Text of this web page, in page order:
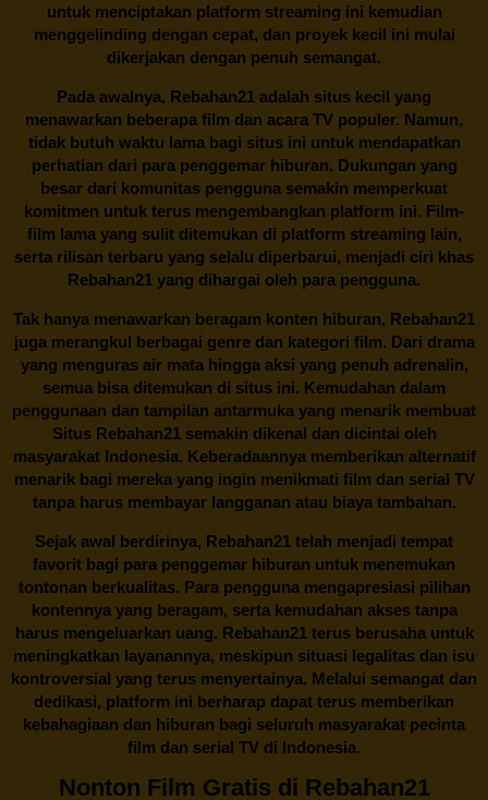
untuk menciptakan platform streaming ini kemudian
menggelinding dengan cepat, dan proyek kecil ini mulai
dikerjakan dengan penuh semangat.
Pada awalnya, Rebahan21 adalah situs kecil yang
menawarkan beberapa film dan acara TV populer. Namun,
tidak butuh waktu lama bagi situs ini untuk mendapatkan
perhatian dari para penggemar hiburan. Dukungan yang
besar dari komunitas pengguna semakin memperkuat
komitmen untuk terus mengembangkan platform ini. Film-
film lama yang sulit ditemukan di platform streaming lain,
serta rilisan terbaru yang selalu diperbarui, menjadi ciri khas
Rebahan21 yang dihargai oleh para pengguna.
Tak hanya menawarkan beragam konten hiburan, Rebahan21
juga merangkul berbagai genre dan kategori film. Dari drama
yang menguras air mata hingga aksi yang penuh adrenalin,
semua bisa ditemukan di situs ini. Kemudahan dalam
penggunaan dan tampilan antarmuka yang menarik membuat
Situs Rebahan21semakin dikenal dan dicintai oleh
masyarakat Indonesia. Keberadaannya memberikan alternatif
menarik bagi mereka yang ingin menikmati film dan serial TV
tanpa harus membayar langganan atau biaya tambahan.
Sejak awal berdirinya, Rebahan21 telah menjadi tempat
favorit bagi para penggemar hiburan untuk menemukan
tontonan berkualitas. Para pengguna mengapresiasi pilihan
kontennya yang beragam, serta kemudahan akses tanpa
harus mengeluarkan uang. Rebahan21terus berusaha untuk
meningkatkan layanannya, meskipun situasi legalitas dan isu
kontroversial yang terus menyertainya. Melalui semangat dan
dedikasi, platform ini berharap dapat terus memberikan
kebahagiaan dan hiburan bagi seluruh masyarakat pecinta
film dan serial TV di Indonesia.
Nonton Film Gratis di Rebahan21